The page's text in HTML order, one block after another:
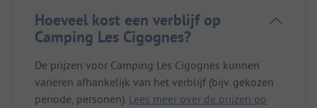
Hoeveel kost een verblijf op
Camping Les Cigognes?
De prijzen voor Camping Les Cigognes kunnen
variëren afhankelijk van het verblijf (bijv. gekozen
periode, personen). Lees meer over de prijzen op